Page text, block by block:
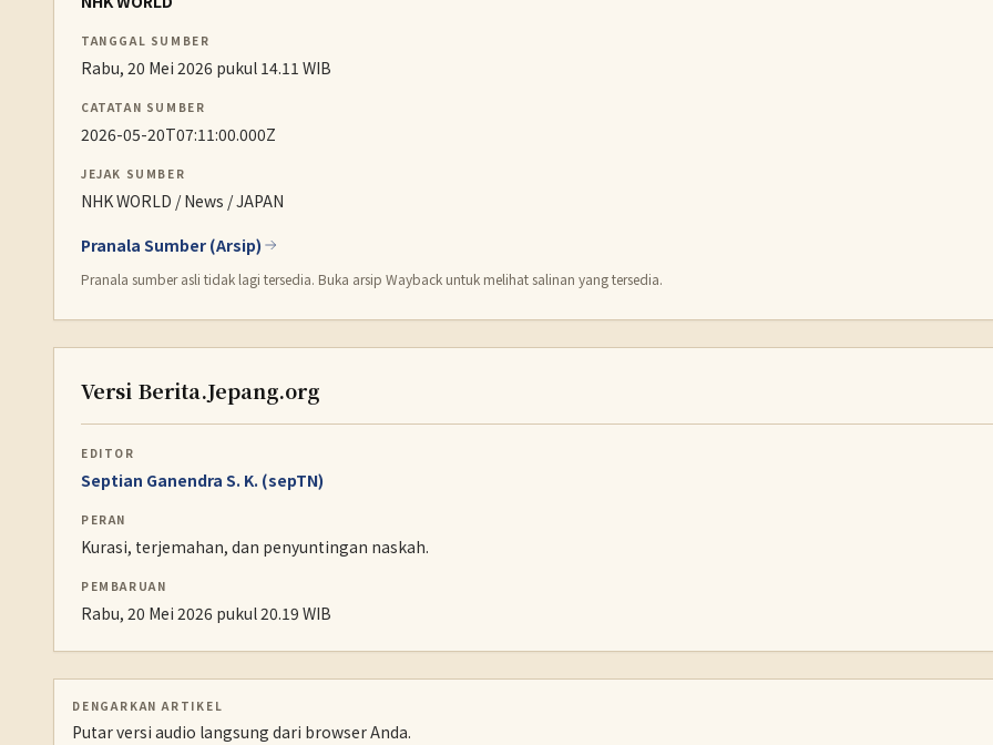
TANGGAL SUMBER
Rabu, 20 Mei 2026 pukul 14.11 WIB
CATATAN SUMBER
2026-05-20T07:11:00.000Z
JEJAK SUMBER
NHK WORLD / News / JAPAN
Pranala Sumber (Arsip)
Pranala sumber asli tidak lagi tersedia. Buka arsip Wayback untuk melihat salinan yang tersedia.
Versi Berita.Jepang.org
EDITOR
Septian Ganendra S. K. (sepTN)
PERAN
Kurasi, terjemahan, dan penyuntingan naskah.
PEMBARUAN
Rabu, 20 Mei 2026 pukul 20.19 WIB
DENGARKAN ARTIKEL
Putar versi audio langsung dari browser Anda.